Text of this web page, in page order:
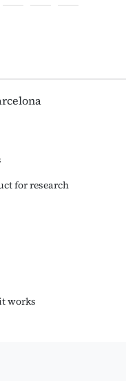
for research
works